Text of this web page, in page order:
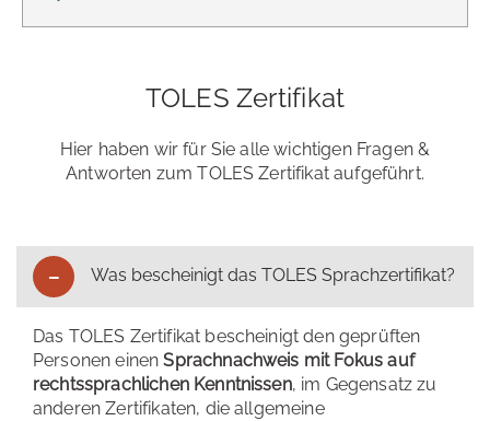
TOLES Zertifikat
Hier haben wir für Sie alle wichtigen Fragen &
Antworten zum TOLES Zertifikat aufgeführt.
Was bescheinigt das TOLES Sprachzertifikat?
Das TOLES Zertifikat bescheinigt den geprüften
Personen einenSprachnachweis mit Fokus auf
rechtssprachlichen Kenntnissen, im Gegensatz zu
anderen Zertifikaten, die allgemeine